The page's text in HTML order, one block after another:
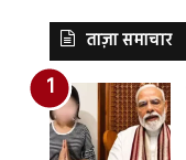
ताज़ा समाचार